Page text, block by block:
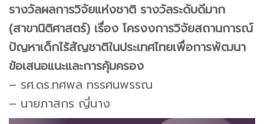
รางวัลผลการวิจัยแห่งชาติ รางวัลระดับดีมาก
(สาขานิติศาสตร์) เรื่อง โครงงการวิจัยสถานการณ์
ปัญหาเด็กไร้สัญชาติในประเทศไทยเพื่อการพัฒนา
ข้อเสนอแนะและการคุ้มครอง
– รศ.ดร.ทศพล ทรรศนพรรณ
– นายภาสกร ญี่นาง